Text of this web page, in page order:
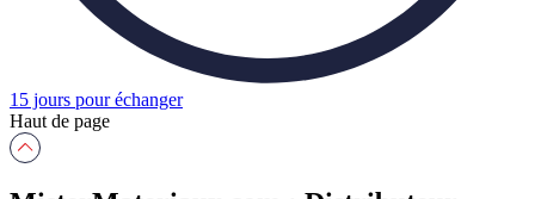
15 jours pour échanger
Haut de page